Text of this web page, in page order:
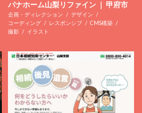
パナホーム山梨リファイン ｜ 甲府市
企画・ディレクション
デザイン
コーディング
レスポンシブ
CMS構築
撮影
イラスト